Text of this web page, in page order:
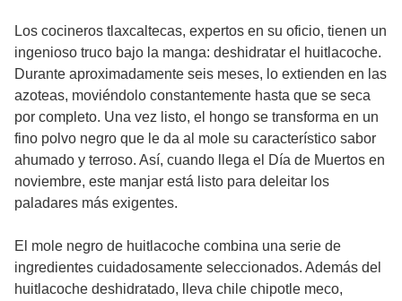
Los cocineros tlaxcaltecas, expertos en su oficio, tienen un
ingenioso truco bajo la manga: deshidratar el huitlacoche.
Durante aproximadamente seis meses, lo extienden en las
azoteas, moviéndolo constantemente hasta que se seca
por completo. Una vez listo, el hongo se transforma en un
fino polvo negro que le da al mole su característico sabor
ahumado y terroso. Así, cuando llega el Día de Muertos en
noviembre, este manjar está listo para deleitar los
paladares más exigentes.
El mole negro de huitlacoche combina una serie de
ingredientes cuidadosamente seleccionados. Además del
huitlacoche deshidratado, lleva chile chipotle meco,